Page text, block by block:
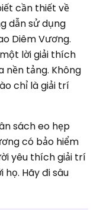
cần thiết về
dẫn sử dụng
Diêm Vương.
lời giải thích
nền tảng. Không
chỉ là giải trí
sách eo hẹp
có bảo hiểm
yêu thích giải trí
Hãy đi sâu